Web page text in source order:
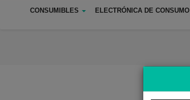
CONSUMIBLES ELECTRÓNICA DE CONSUMO